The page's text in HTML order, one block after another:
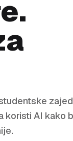
koristi AI kako